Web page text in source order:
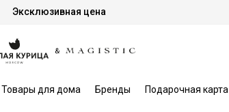
Эксклюзивная цена
Товары для дома Бренды Подарочная карта